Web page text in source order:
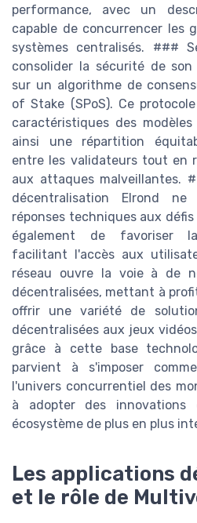
performance, avec un
capable de concurrencer les
systèmes centralisés. ###
consolider la sécurité de son
sur un algorithme de
of Stake (SPoS). Ce
caractéristiques des
ainsi une répartition
entre les validateurs tout en
aux attaques malveillantes.
décentralisation Elrond
réponses techniques aux
également de favoriser
facilitant l'accès aux
réseau ouvre la voie à de
décentralisées, mettant à
offrir une variété de
décentralisées aux jeux
grâce à cette base
parvient à s'imposer
l'univers concurrentiel des
à adopter des
écosystème de plus en plus
Les applications
et le rôle de